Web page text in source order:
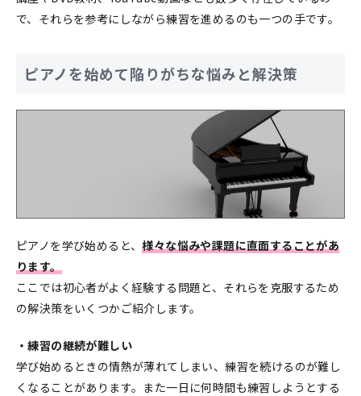
で、それらを参考にしながら練習を進めるのも一つの手です。
ピアノを始めて陥りがちな悩みと解決策
ピアノを学び始めると、様々な悩みや課題に直面することがあ
ります。
ここでは初心者がよく経験する問題と、それらを克服するため
の解決策をいくつかご紹介します。
・練習の継続が難しい
学び始めるときの情熱が薄れてしまい、練習を続けるのが難し
くなることがあります。また一日に何時間も練習しようとする